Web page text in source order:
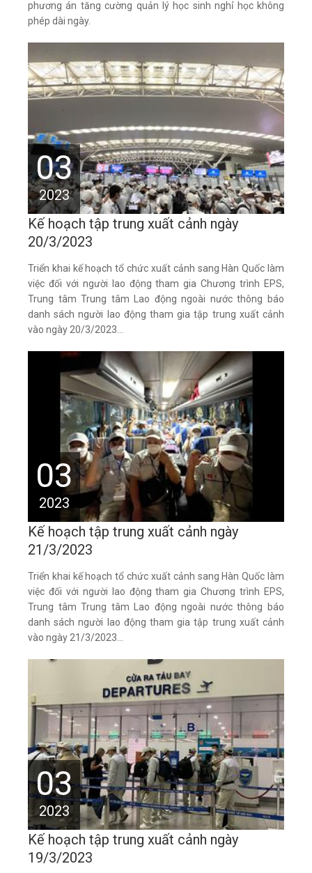
phương án tăng cường quản lý học sinh nghỉ học không
phép dài ngày.
03
2023
Kế hoạch tập trung xuất cảnh ngày
20/3/2023
Triển khai kế hoạch tổ chức xuất cảnh sang Hàn Quốc làm
việc đối với người lao động tham gia Chương trình EPS,
Trung tâm Trung tâm Lao động ngoài nước thông báo
danh sách người lao động tham gia tập trung xuất cảnh
vào ngày 20/3/2023...
03
2023
Kế hoạch tập trung xuất cảnh ngày
21/3/2023
Triển khai kế hoạch tổ chức xuất cảnh sang Hàn Quốc làm
việc đối với người lao động tham gia Chương trình EPS,
Trung tâm Trung tâm Lao động ngoài nước thông báo
danh sách người lao động tham gia tập trung xuất cảnh
vào ngày 21/3/2023...
03
2023
Kế hoạch tập trung xuất cảnh ngày
19/3/2023